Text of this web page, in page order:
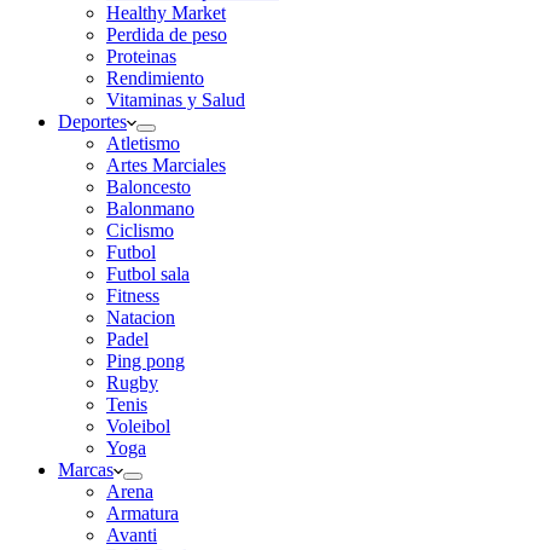
Healthy Market
Perdida de peso
Proteinas
Rendimiento
Vitaminas y Salud
Deportes
Atletismo
Artes Marciales
Baloncesto
Balonmano
Ciclismo
Futbol
Futbol sala
Fitness
Natacion
Padel
Ping pong
Rugby
Tenis
Voleibol
Yoga
Marcas
Arena
Armatura
Avanti